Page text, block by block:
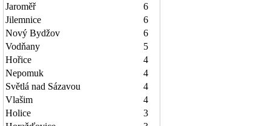
Jaroměř
6
Jilemnice
6
Nový Bydžov
6
Vodňany
5
Hořice
4
Nepomuk
4
Světlá nad Sázavou
4
Vlašim
4
Holice
3